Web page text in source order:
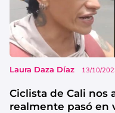
Laura Daza Díaz 13/10/
Ciclista de Cali nos
realmente pasó en